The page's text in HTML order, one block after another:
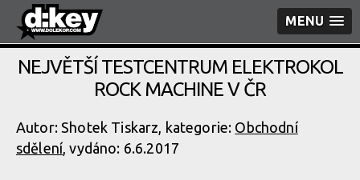
MENU
NEJVĚTŠÍ TESTCENTRUM ELEKTROKOL
ROCK MACHINE V ČR
Autor: Shotek Tiskarz, kategorie: Obchodní
sdělení, vydáno: 6.6.2017